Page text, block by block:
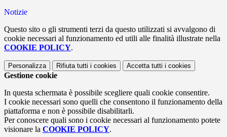
Notizie
Questo sito o gli strumenti terzi da questo utilizzati si avvalgono di
cookie necessari al funzionamento ed utili alle finalità illustrate nella
COOKIE POLICY.
Personalizza Rifiuta tutti i cookies Accetta tutti i cookies
Gestione cookie
In questa schermata è possibile scegliere quali cookie consentire.
I cookie necessari sono quelli che consentono il funzionamento della
piattaforma e non è possibile disabilitarli.
Per conoscere quali sono i cookie necessari al funzionamento potete
visionare la COOKIE POLICY.